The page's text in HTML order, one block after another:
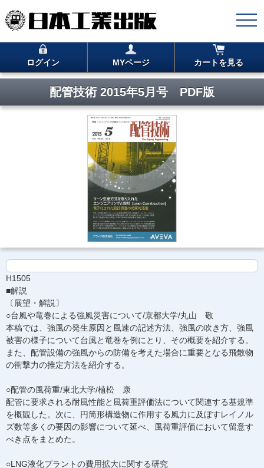
ログイン MYページ カートを見る
配管技術 2015年5月号 PDF版
H1505
■解説
〔展望・解説〕
○台風や竜巻による強風災害について/京都大学/丸山 敬
本稿では、強風の発生原因と風速の記述方法、強風の吹き方、強風
被害の様子について台風と竜巻を例にとり、その概要を紹介する。
また、配管設備の強風からの防備を考えた場合に重要となる飛散物
の衝撃力の推定方法を紹介する。
○配管の風荷重/東北大学/植松 康
配管に要求される耐風性能と風荷重評価法について関連する基規準
を概観した。次に、円筒形構造物に作用する風力に及ぼすレイノル
ズ数等多くの要因の影響について延べ、風荷重評価において留意す
べき点をまとめた。
○LNG液化プラントの費用拡大に関する研究